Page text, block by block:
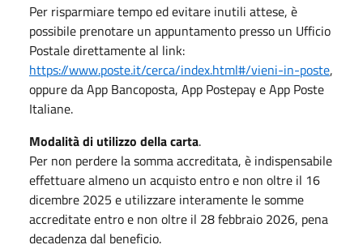
Per risparmiare tempo ed evitare inutili attese, è
possibile prenotare un appuntamento presso un Ufficio
Postale direttamente al link:
https://www.poste.it/cerca/index.html#/vieni-in-poste,
oppure da App Bancoposta, App Postepay e App Poste
Italiane.
Modalità di utilizzo della carta.
Per non perdere la somma accreditata, è indispensabile
effettuare almeno un acquisto entro e non oltre il 16
dicembre 2025 e utilizzare interamente le somme
accreditate entro e non oltre il 28 febbraio 2026, pena
decadenza dal beneficio.